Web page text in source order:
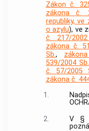
Zákon č.
zákona č.
republiky, ve
o azylu), ve
č. 217/
zákona č.
Sb.,
539/2004 Sb.
č. 57/2005
zákona č.
1.
2.
V §